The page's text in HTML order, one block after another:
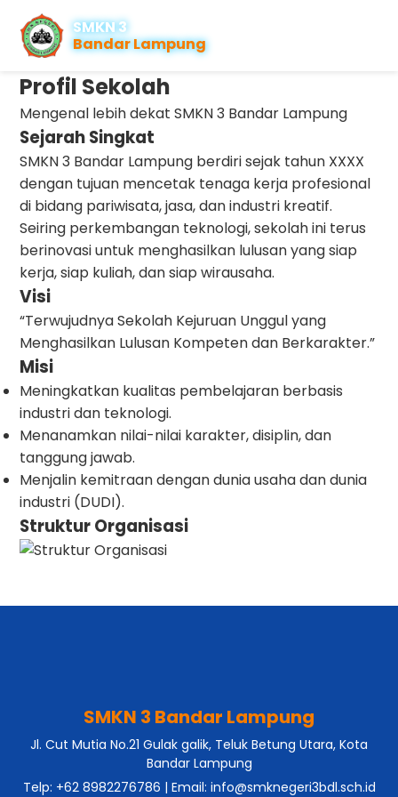
SMKN 3
Bandar Lampung
Profil Sekolah
Mengenal lebih dekat SMKN 3 Bandar Lampung
Sejarah Singkat
SMKN 3 Bandar Lampung berdiri sejak tahun XXXX
dengan tujuan mencetak tenaga kerja profesional
di bidang pariwisata, jasa, dan industri kreatif.
Seiring perkembangan teknologi, sekolah ini terus
berinovasi untuk menghasilkan lulusan yang siap
kerja, siap kuliah, dan siap wirausaha.
Visi
“Terwujudnya Sekolah Kejuruan Unggul yang
Menghasilkan Lulusan Kompeten dan Berkarakter.”
Misi
Meningkatkan kualitas pembelajaran berbasis
industri dan teknologi.
Menanamkan nilai-nilai karakter, disiplin, dan
tanggung jawab.
Menjalin kemitraan dengan dunia usaha dan dunia
industri (DUDI).
Struktur Organisasi
SMKN 3 Bandar Lampung
Jl. Cut Mutia No.21 Gulak galik, Teluk Betung Utara, Kota
Bandar Lampung
Telp: +62 8982276786 | Email: info@smknegeri3bdl.sch.id